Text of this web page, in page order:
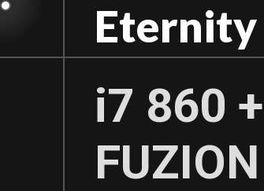
Skip
content
Eternity
i7 860